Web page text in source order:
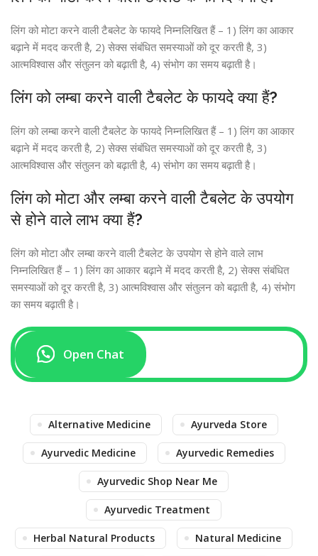
लिंग को मोटा करने वाली टैबलेट के फायदे निम्नलिखित हैं – 1) लिंग का आकार
बढ़ाने में मदद करती है, 2) सेक्स संबंधित समस्याओं को दूर करती है, 3)
आत्मविश्वास और संतुलन को बढ़ाती है, 4) संभोग का समय बढ़ाती है।
लिंग को लम्बा करने वाली टैबलेट के फायदे क्या हैं?
लिंग को लम्बा करने वाली टैबलेट के फायदे निम्नलिखित हैं – 1) लिंग का आकार
बढ़ाने में मदद करती है, 2) सेक्स संबंधित समस्याओं को दूर करती है, 3)
आत्मविश्वास और संतुलन को बढ़ाती है, 4) संभोग का समय बढ़ाती है।
लिंग को मोटा और लम्बा करने वाली टैबलेट के उपयोग
से होने वाले लाभ क्या हैं?
लिंग को मोटा और लम्बा करने वाली टैबलेट के उपयोग से होने वाले लाभ
निम्नलिखित हैं – 1) लिंग का आकार बढ़ाने में मदद करती है, 2) सेक्स संबंधित
समस्याओं को दूर करती है, 3) आत्मविश्वास और संतुलन को बढ़ाती है, 4) संभोग
का समय बढ़ाती है।
Open Chat
Alternative Medicine Ayurveda Store
Ayurvedic Medicine Ayurvedic Remedies
Ayurvedic Shop Near Me
Ayurvedic Treatment
Herbal Natural Products Natural Medicine